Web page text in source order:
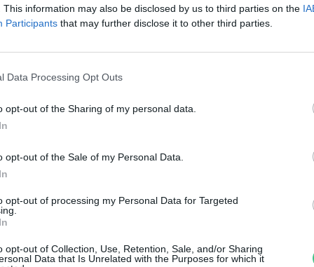
This information may also be disclosed by us to third parties on the
Participants that may further disclose it to other third parties.
Data Processing Opt Outs
opt-out of the Sharing of my personal data.
opt-out of the Sale of my Personal Data.
opt-out of processing my Personal Data for Targeted
opt-out of Collection, Use, Retention, Sale, and/or Sharing
Data that Is Unrelated with the Purposes for which it
repce segítheti a
gyártást
Szemle